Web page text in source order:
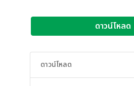
ดาวน์โหลด
ดาวน์โหลด